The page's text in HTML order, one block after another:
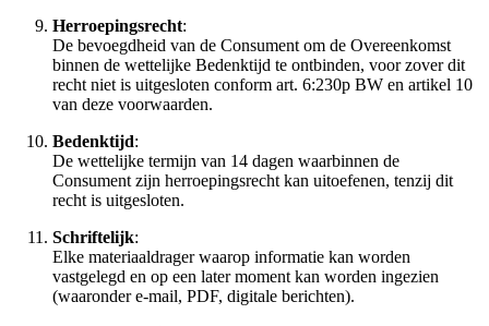
Herroepingsrecht:
De bevoegdheid van de Consument om de Overeenkomst
binnen de wettelijke Bedenktijd te ontbinden, voor zover dit
recht niet is uitgesloten conform art. 6:230p BW en artikel 10
van deze voorwaarden.
Bedenktijd:
De wettelijke termijn van 14 dagen waarbinnen de
Consument zijn herroepingsrecht kan uitoefenen, tenzij dit
recht is uitgesloten.
Schriftelijk:
Elke materiaaldrager waarop informatie kan worden
vastgelegd en op een later moment kan worden ingezien
(waaronder e-mail, PDF, digitale berichten).